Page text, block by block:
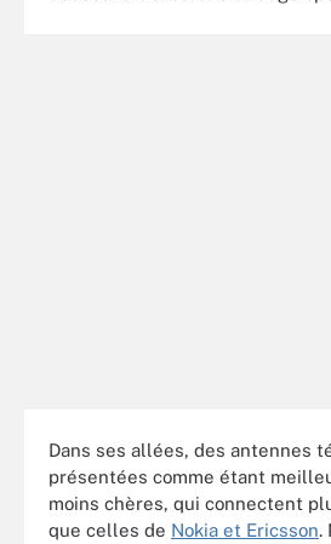
Dans ses allées, des antennes
présentées comme étant
moins chères, qui connectent
que celles de Nokia et Ericsson.